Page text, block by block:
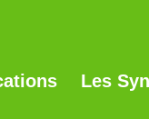
Les